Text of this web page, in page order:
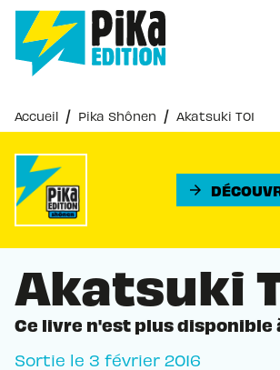
MENU RECHERCHE
PIED DE PAGE
Accueil / Pika Shônen / Akatsuki T01
arrow_forward
Akatsuki
Ce livre n'est plus disponible
Sortie le 3 février 2016